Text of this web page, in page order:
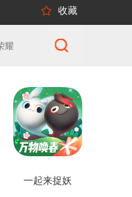
收藏
一起来捉妖